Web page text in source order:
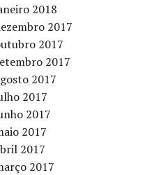
2018
2017
2017
2017
2017
2017
2017
2017
2017
2017